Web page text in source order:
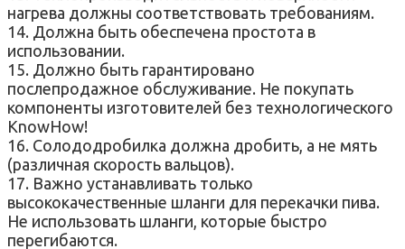
нагрева должны соответствовать требованиям.
14. Должна быть обеспечена простота в
использовании.
15. Должно быть гарантировано
послепродажное обслуживание. Не покупать
компоненты изготовителей без технологического
KnowHow!
16. Солододробилка должна дробить, а не мять
(различная скорость вальцов).
17. Важно устанавливать только
высококачественные шланги для перекачки пива.
Не использовать шланги, которые быстро
перегибаются.